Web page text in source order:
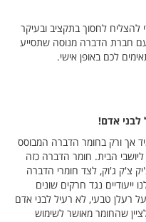
לחסוך בתקציב ובעיקר
עם חברת הדברה מנוסה שתסייע
לכם באופן אישי.
לבני אדם!
אך ורק בחומר הדברה המבוסס
הבית. חומר הדברה כזה
צ'ק ג'וק, לצד חומרי הדברה
ייעודיים נגד חרקים שונים
רעלן טבעי, לא רעיל לבני אדם
שהחומר מאושר לשימוש